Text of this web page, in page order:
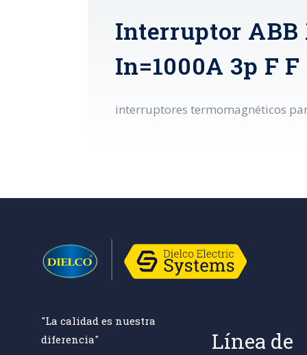
Interruptor ABB
In=1000A 3p F F
interruptores termomagnéticos
"La calidad es nuestra
diferencia"
Línea de